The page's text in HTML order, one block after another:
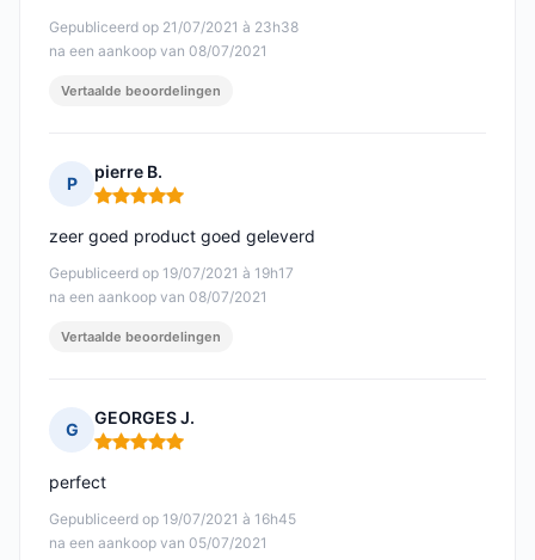
Gepubliceerd op 21/07/2021 à 23h38
na een aankoop van 08/07/2021
Vertaalde beoordelingen
P
pierre B.
Opmerking: 5 van 5
Gepubliceerd op 19/07/2021 à 19h17
na een aankoop van 08/07/2021
zeer goed product goed geleverd
Vertaalde beoordelingen
G
GEORGES J.
Opmerking: 5 van 5
Gepubliceerd op 19/07/2021 à 16h45
na een aankoop van 05/07/2021
perfect